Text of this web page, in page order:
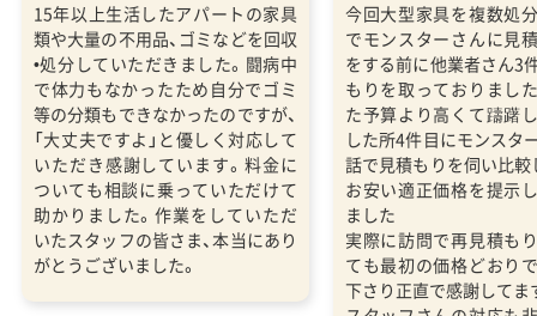
15年以上生活したアパートの家具
類や大量の不用品、ゴミなどを回収
•処分していただきました。闘病中
で体力もなかったため自分でゴミ
等の分類もできなかったのですが、
「大丈夫ですよ」と優しく対応して
いただき感謝しています。料金に
ついても相談に乗っていただけて
助かりました。作業をしていただ
いたスタッフの皆さま、本当にあり
がとうございました。
今回大型家具を複数処
でモンスターさんに見
をする前に他業者さん3
もりを取っておりまし
た予算より高くて躊躇
した所4件目にモンスタ
話で見積もりを伺い比
お安い適正価格を提示
ました
実際に訪問で再見積も
ても最初の価格どおり
下さり正直で感謝してま